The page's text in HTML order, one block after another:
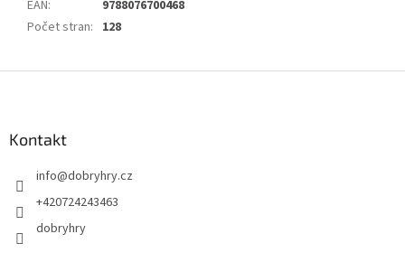
EAN:
9788076700468
Počet stran: 128
Kontakt
info@dobryhry.cz
+420724243463
dobryhry